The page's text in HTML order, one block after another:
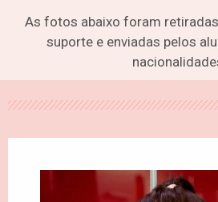
As fotos abaixo foram
suporte e enviadas pelos